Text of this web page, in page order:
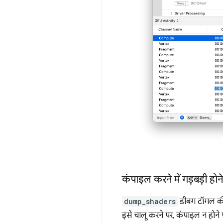
कंपाइल करने में गड़बड़ी
dump_shaders डीबग टॉगल
इसे चालू करने पर, कंपाइल न होने